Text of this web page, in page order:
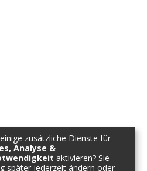
zusätzliche Dienste für
Analyse &
aktivieren? Sie
später jederzeit ändern oder